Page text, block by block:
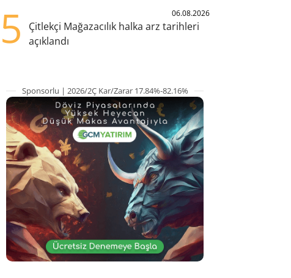
5 06.08.2026
Çitlekçi Mağazacılık halka arz tarihleri
açıklandı
Sponsorlu | 2026/2Ç Kar/Zarar 17.84%-82.16%